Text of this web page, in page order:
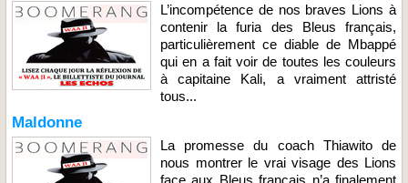
L’incompétence de nos braves Lions à
contenir la furia des Bleus français,
particulièrement ce diable de Mbappé
qui en a fait voir de toutes les couleurs
à capitaine Kali, a vraiment attristé
tous...
Maldonne
La promesse du coach Thiawito de
nous montrer le vrai visage des Lions
face aux Bleus français n’a finalement